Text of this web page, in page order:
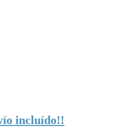
incluído!!